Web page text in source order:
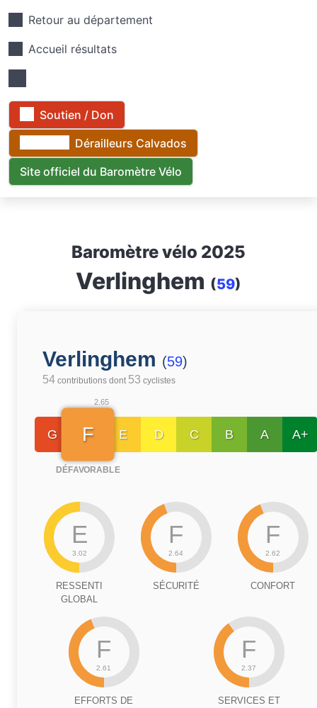
Retour au département
Accueil résultats
Soutien / Don
Dérailleurs Calvados
Site officiel du Baromètre Vélo
Baromètre vélo 2025
Verlinghem (59)
Verlinghem (59)
54 contributions dont 53 cyclistes
G
2.65
F
DÉFAVORABLE
E D C B A A+
E
3.02
RESSENTI
GLOBAL
F
2.64
SÉCURITÉ
F
2.62
CONFORT
F
2.61
EFFORTS DE
F
2.37
SERVICES ET